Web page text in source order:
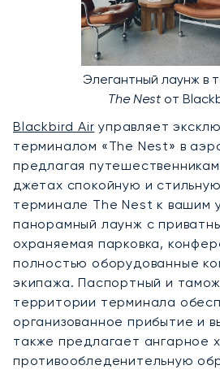
Элегантный лаунж в
The Nest от
Blackbird Air управляет
терминалом «The Nest» в
предлагая
джетах спокойную и
терминале The Nest к вашим
панорамный лаунж с
охраняемая парковка,
полностью оборудованные
экипажа. Паспортный и
территории терминала
организованное прибытие и
также предлагает ангарное
противообледенительную